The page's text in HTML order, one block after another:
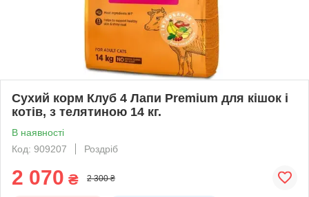
Сухий корм Клуб 4 Лапи Premium для кішок і
котів, з телятиною 14 кг.
В наявності
Код: 909207
Роздріб
2 070 ₴ 2 300 ₴